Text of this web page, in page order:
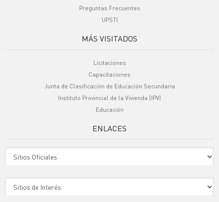
Preguntas Frecuentes
UPSTI
MÁS VISITADOS
Licitaciones
Capacitaciones
Junta de Clasificación de Educación Secundaria
Instituto Provincial de la Vivienda (IPV)
Educación
ENLACES